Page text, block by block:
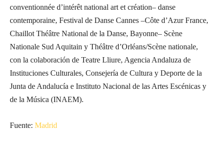
conventionnée d’intérêt national art et création– danse
contemporaine, Festival de Danse Cannes –Côte d’Azur France,
Chaillot Théâtre National de la Danse, Bayonne– Scène
Nationale Sud Aquitain y Théâtre d’Orléans/Scène nationale,
con la colaboración de Teatre Lliure, Agencia Andaluza de
Instituciones Culturales, Consejería de Cultura y Deporte de la
Junta de Andalucía e Instituto Nacional de las Artes Escénicas y
de la Música (INAEM).
Fuente: Madrid